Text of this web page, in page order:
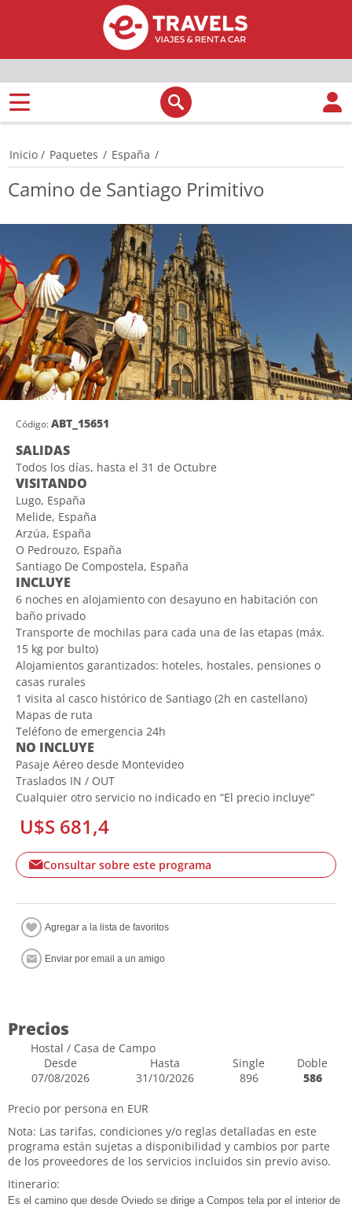
Inicio / Paquetes / España /
Camino de Santiago Primitivo
Código:ABT_15651
SALIDAS
Todos los días, hasta el 31 de Octubre
VISITANDO
Lugo, España
Melide, España
Arzúa, España
O Pedrouzo, España
Santiago De Compostela, España
INCLUYE
6 noches en alojamiento con desayuno en habitación con
baño privado
Transporte de mochilas para cada una de las etapas (máx.
15 kg por bulto)
Alojamientos garantizados: hoteles, hostales, pensiones o
casas rurales
1 visita al casco histórico de Santiago (2h en castellano)
Mapas de ruta
Teléfono de emergencia 24h
NO INCLUYE
Pasaje Aéreo desde Montevideo
Traslados IN / OUT
Cualquier otro servicio no indicado en “El precio incluye”
U$S 681,4
Consultar sobre este programa
Precios
Hostal / Casa de Campo
Desde
Hasta Single
Doble
07/08/2026
31/10/2026 896 586
Precio por persona en EUR
Nota: Las tarifas, condiciones y/o reglas detalladas en este
programa están sujetas a disponibilidad y cambios por parte
de los proveedores de los servicios incluidos sin previo aviso.
Itinerario:
Es el camino que desde Oviedo se dirige a Compos tela por el interior de